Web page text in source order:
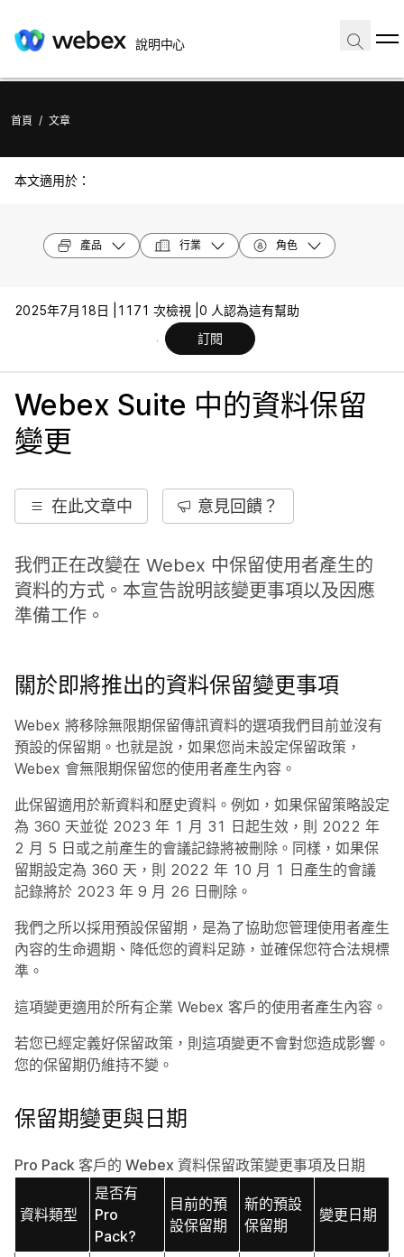
說明中心
首頁 / 文章
本文適用於：
產品 行業 角色
2025年7月18日 | 1171 次檢視 | 0 人認為這有幫助
訂閱
Webex Suite 中的資料保留
變更
在此文章中 意見回饋？
我們正在改變在 Webex 中保留使用者產生的
資料的方式。本宣告說明該變更事項以及因應
準備工作。
關於即將推出的資料保留變更事項
Webex 將移除無限期保留傳訊資料的選項我們目前並沒有
預設的保留期。也就是說，如果您尚未設定保留政策，
Webex 會無限期保留您的使用者產生內容。
此保留適用於新資料和歷史資料。例如，如果保留策略設定
為 360 天並從 2023 年 1 月 31 日起生效，則 2022 年
2 月 5 日或之前產生的會議記錄將被刪除。同樣，如果保
留期設定為 360 天，則 2022 年 10 月 1 日產生的會議
記錄將於 2023 年 9 月 26 日刪除。
我們之所以採用預設保留期，是為了協助您管理使用者產生
內容的生命週期、降低您的資料足跡，並確保您符合法規標
準。
這項變更適用於所有企業 Webex 客戶的使用者產生內容。
若您已經定義好保留政策，則這項變更不會對您造成影響。
您的保留期仍維持不變。
保留期變更與日期
Pro Pack 客戶的 Webex 資料保留政策變更事項及日期
資料類型
是否有
Pro
Pack?
目前的預
設保留期
新的預設
保留期
變更日期